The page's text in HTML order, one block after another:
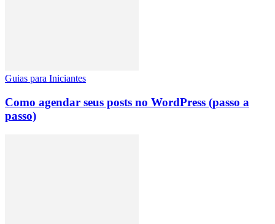
Guias para Iniciantes
Como agendar seus posts no WordPress (passo a
passo)